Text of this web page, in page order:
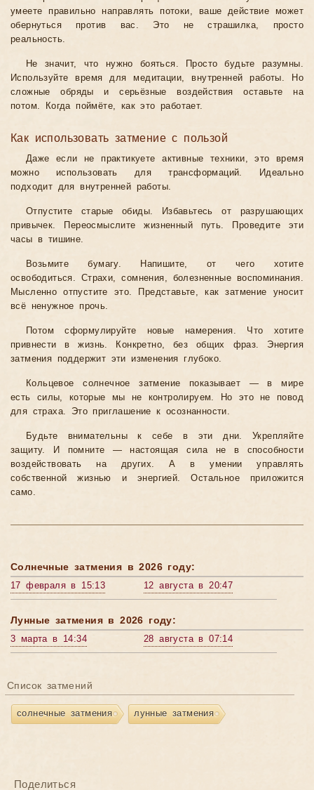
умеете правильно направлять потоки, ваше действие может
обернуться против вас. Это не страшилка, просто
реальность.
Не значит, что нужно бояться. Просто будьте разумны.
Используйте время для медитации, внутренней работы. Но
сложные обряды и серьёзные воздействия оставьте на
потом. Когда поймёте, как это работает.
Как использовать затмение с пользой
Даже если не практикуете активные техники, это время
можно использовать для трансформаций. Идеально
подходит для внутренней работы.
Отпустите старые обиды. Избавьтесь от разрушающих
привычек. Переосмыслите жизненный путь. Проведите эти
часы в тишине.
Возьмите бумагу. Напишите, от чего хотите
освободиться. Страхи, сомнения, болезненные воспоминания.
Мысленно отпустите это. Представьте, как затмение уносит
всё ненужное прочь.
Потом сформулируйте новые намерения. Что хотите
привнести в жизнь. Конкретно, без общих фраз. Энергия
затмения поддержит эти изменения глубоко.
Кольцевое солнечное затмение показывает — в мире
есть силы, которые мы не контролируем. Но это не повод
для страха. Это приглашение к осознанности.
Будьте внимательны к себе в эти дни. Укрепляйте
защиту. И помните — настоящая сила не в способности
воздействовать на других. А в умении управлять
собственной жизнью и энергией. Остальное приложится
само.
Солнечные затмения в 2026 году:
17 февраля в 15:13 12 августа в 20:47
Лунные затмения в 2026 году:
3 марта в 14:34 28 августа в 07:14
Список затмений
солнечные затмения лунные затмения
Поделиться